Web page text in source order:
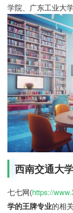
学院、广东工业大
西南交通大
七七网(https://
学的王牌专业的相